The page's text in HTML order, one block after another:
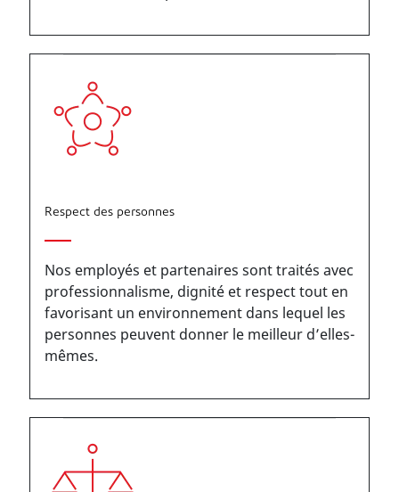
Respect des personnes
Nos employés et partenaires sont traités avec
professionnalisme, dignité et respect tout en
favorisant un environnement dans lequel les
personnes peuvent donner le meilleur d’elles-
mêmes.